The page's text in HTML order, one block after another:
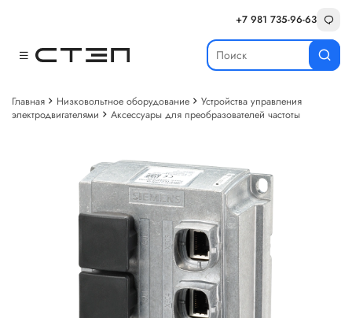
+7 981 735-96-63
Главная Низковольтное оборудование
Устройства управления
электродвигателями
Аксессуары для преобразователей частоты